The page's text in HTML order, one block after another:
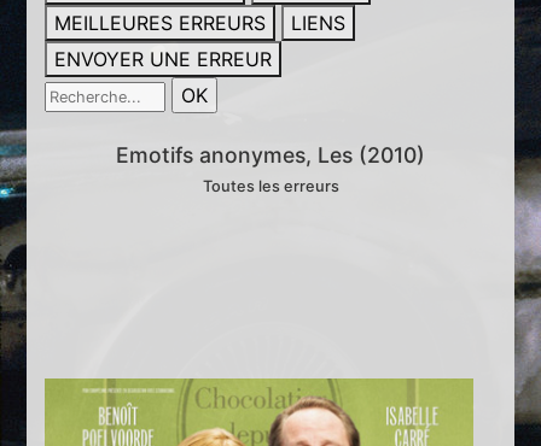
MEILLEURES ERREURS
LIENS
ENVOYER UNE ERREUR
Emotifs anonymes, Les (2010)
Toutes les erreurs